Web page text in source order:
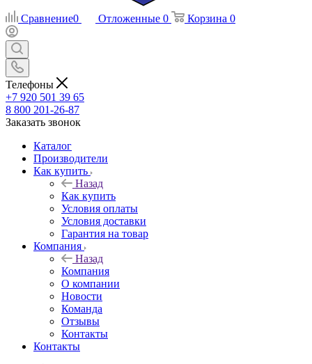
Сравнение0 Отложенные 0 Корзина 0
Телефоны
+7 920 501 39 65
8 800 201-26-87
Заказать звонок
Каталог
Производители
Как купить
Назад
Как купить
Условия оплаты
Условия доставки
Гарантия на товар
Компания
Назад
Компания
О компании
Новости
Команда
Отзывы
Контакты
Контакты